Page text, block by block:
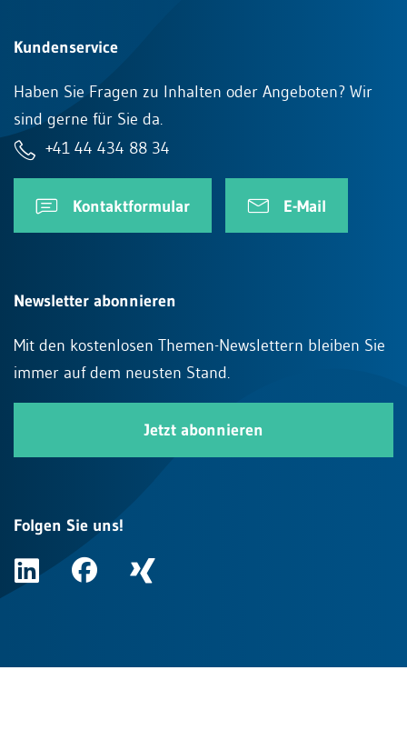
Kundenservice
Haben Sie Fragen zu Inhalten oder Angeboten? Wir
sind gerne für Sie da.
+41 44 434 88 34
Kontaktformular E-Mail
Newsletter abonnieren
Mit den kostenlosen Themen-Newslettern bleiben Sie
immer auf dem neusten Stand.
Jetzt abonnieren
Folgen Sie uns!